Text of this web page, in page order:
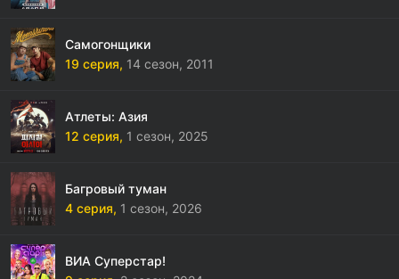
Самогонщики
19 серия, 14 сезон, 2011
Атлеты: Азия
12 серия, 1 сезон, 2025
Багровый туман
4 серия, 1 сезон, 2026
ВИА Суперстар!